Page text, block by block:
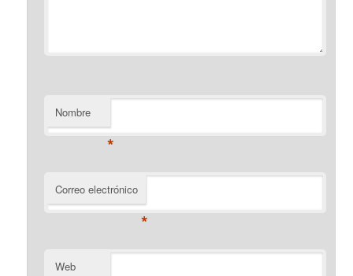
Nombre
*
Correo electrónico
*
Web